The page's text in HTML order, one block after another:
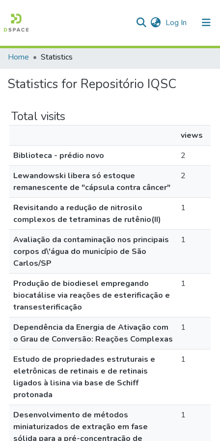
Log In (current)
All of DSpace
Home Statistics
Statistics for Repositório IQSC
Total visits
views
Biblioteca - prédio novo
2
Lewandowski libera só estoque
remanescente de "cápsula contra câncer"
2
Revisitando a redução de nitrosilo
complexos de tetraminas de rutênio(II)
1
Avaliação da contaminação nos principais
corpos d\'água do município de São
Carlos/SP
1
Produção de biodiesel empregando
biocatálise via reações de esterificação e
transesterificação
1
Dependência da Energia de Ativação com
o Grau de Conversão: Reações Complexas
1
Estudo de propriedades estruturais e
eletrônicas de retinais e de retinais
ligados à lisina via base de Schiff
protonada
1
Desenvolvimento de métodos
miniaturizados de extração em fase
sólida para a pré-concentração de
1